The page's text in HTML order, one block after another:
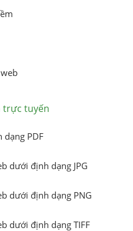
trực tuyến
PDF
dưới định dạng JPG
dưới định dạng PNG
dưới định dạng TIFF